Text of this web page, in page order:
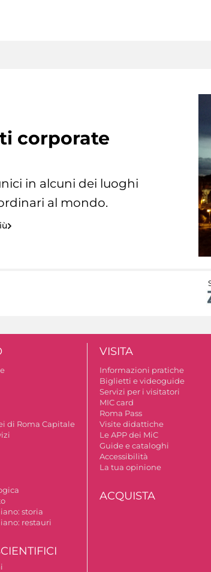
corporate
in alcuni dei luoghi
al mondo.
di Roma Capitale
storia
restauri
VISITA
Informazioni pratiche
Biglietti e videoguide
Servizi per i visitatori
MIC card
Roma Pass
Visite didattiche
Le APP dei MiC
Guide e cataloghi
Accessibilità
La tua opinione
ACQUISTA